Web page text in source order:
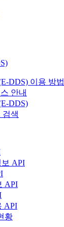
DDS) 이용 방법
안내
DDS)
검색
API
API
API
황